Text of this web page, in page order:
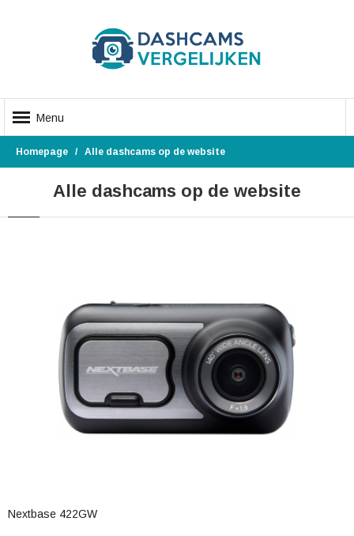
Menu
Homepage Alle dashcams op de website
Alle dashcams op de website
Nextbase 422GW